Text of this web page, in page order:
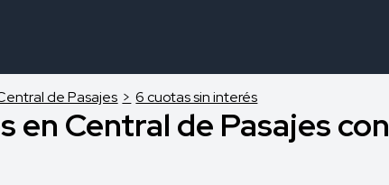
de Pasajes 6 cuotas sin interés
en Central de Pasajes con